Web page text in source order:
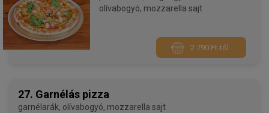
olívabogyó, mozzarella sajt
2 790 Ft-tól
27. Garnélás pizza
garnélarák, olívabogyó, mozzarella sajt